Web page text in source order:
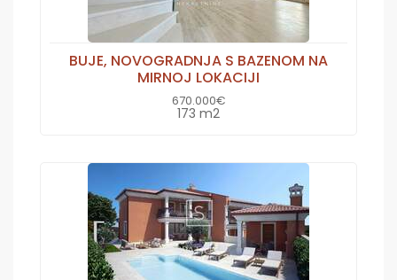
BUJE, NOVOGRADNJA S BAZENOM NA
MIRNOJ LOKACIJI
670.000€
173 m2